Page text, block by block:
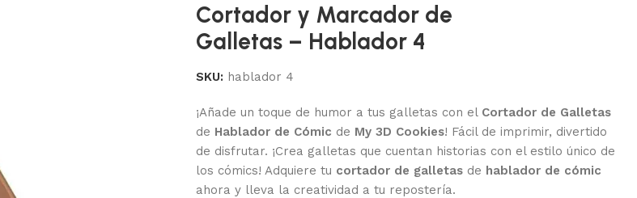
Cortador y Marcador de
Galletas – Hablador 4
SKU: hablador 4
¡Añade un toque de humor a tus galletas con el Cortador de Galletas
de Hablador de Cómic de My 3D Cookies! Fácil de imprimir, divertido
de disfrutar. ¡Crea galletas que cuentan historias con el estilo único de
los cómics! Adquiere tu cortador de galletasde hablador de cómic
ahora y lleva la creatividad a tu repostería.